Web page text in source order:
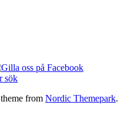
theme from Nordic Themepark.